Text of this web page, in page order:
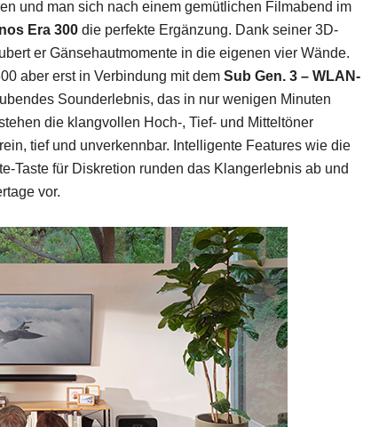
und man sich nach einem gemütlichen Filmabend im
Era 300 die perfekte Ergänzung. Dank seiner 3D-
er Gänsehautmomente in die eigenen vier Wände.
aber erst in Verbindung mit dem Sub Gen. 3 – WLAN-
Sounderlebnis, das in nur wenigen Minuten
die klangvollen Hoch-, Tief- und Mitteltöner
tief und unverkennbar. Intelligente Features wie die
Taste für Diskretion runden das Klangerlebnis ab und
vor.